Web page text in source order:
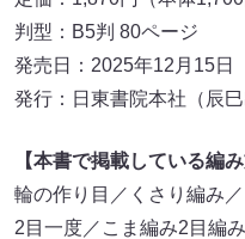
判型：B5判 80ページ
発売日：2025年12月15日
発行：日東書院本社（辰巳
【本書で掲載している編み
輪の作り目／くさり編み
2目一度／こま編み2目編